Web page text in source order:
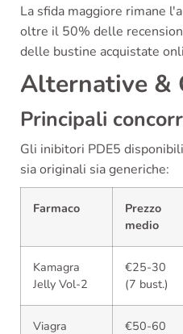
La sfida maggiore rimane
oltre il 50% delle
delle bustine acquistate
Alternative &
Principali
Gli inibitori PDE5
sia originali sia generiche:
Farmaco
Prezzo
medio
Kamagra
Jelly Vol-2
€25-30
(7 bust.)
Viagra
€50-60